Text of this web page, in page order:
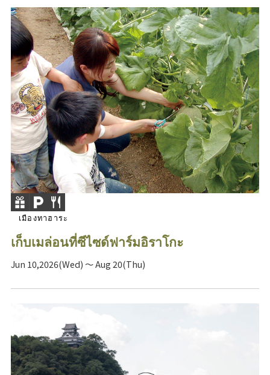
เมืองทาฮาระ
เก็บเมล่อนที่ซีไซด์ฟาร์มอิราโกะ
Jun 10,2026(Wed) ～ Aug 20(Thu)